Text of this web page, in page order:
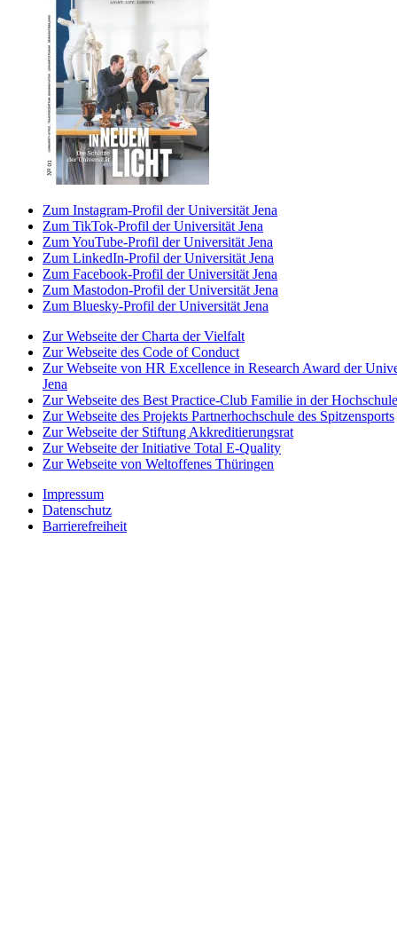
Zum Instagram-Profil der Universität Jena
Zum TikTok-Profil der Universität Jena
Zum YouTube-Profil der Universität Jena
Zum LinkedIn-Profil der Universität Jena
Zum Facebook-Profil der Universität Jena
Zum Mastodon-Profil der Universität Jena
Zum Bluesky-Profil der Universität Jena
Zur Webseite der Charta der Vielfalt
Zur Webseite des Code of Conduct
Zur Webseite von HR Excellence in Research Award der
Jena
Zur Webseite des Best Practice-Club Familie in der Hochschule
Zur Webseite des Projekts Partnerhochschule des Spitzensports
Zur Webseite der Stiftung Akkreditierungsrat
Zur Webseite der Initiative Total E-Quality
Zur Webseite von Weltoffenes Thüringen
Impressum
Datenschutz
Barrierefreiheit